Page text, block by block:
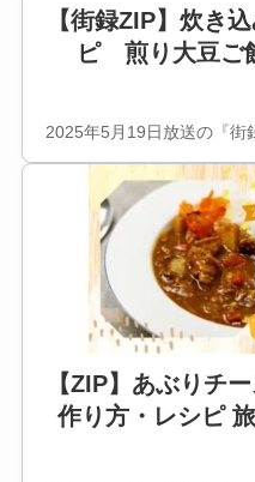
【街録ZIP】炊き
ピ 煎り大豆ご
2025年5月19日放送の『街
【ZIP】あぶりチ
作り方・レシピ